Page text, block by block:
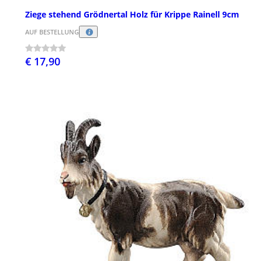
Ziege stehend Grödnertal Holz für Krippe Rainell 9cm
AUF BESTELLUNG
€ 17,90